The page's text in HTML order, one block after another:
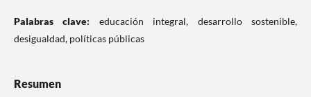
Palabras clave: educación integral, desarrollo sostenible,
desigualdad, políticas públicas
Resumen